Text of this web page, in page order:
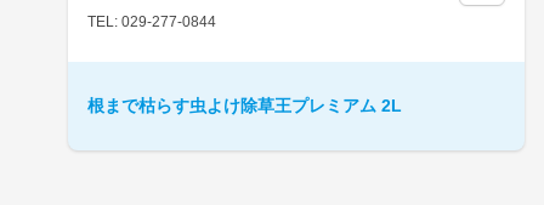
TEL: 029-277-0844
根まで枯らす虫よけ除草王プレミアム 2L